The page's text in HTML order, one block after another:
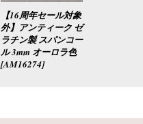
【16周年セール対象
外】アンティーク ゼ
ラチン製 スパンコー
ル 3mm オーロラ色
[AM16274]